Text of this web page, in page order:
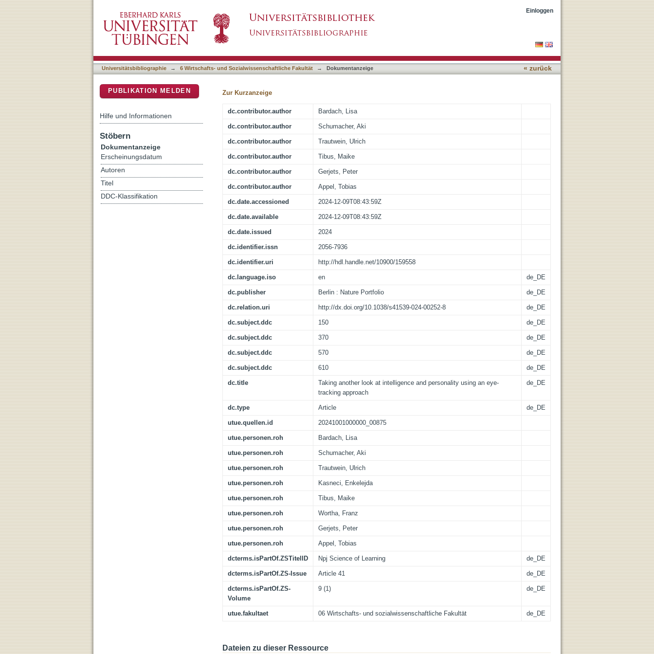
Einloggen
Universitätsbibliographie → 6 Wirtschafts- und Sozialwissenschaftliche Fakultät → Dokumentanzeige « zurück
Zur Kurzanzeige
dc.contributor.author Bardach, Lisa
dc.contributor.author Schumacher, Aki
dc.contributor.author Trautwein, Ulrich
dc.contributor.author Tibus, Maike
dc.contributor.author Gerjets, Peter
dc.contributor.author Appel, Tobias
dc.date.accessioned 2024-12-09T08:43:59Z
dc.date.available 2024-12-09T08:43:59Z
dc.date.issued 2024
dc.identifier.issn 2056-7936
dc.identifier.uri http://hdl.handle.net/10900/159558
dc.language.iso en de_DE
dc.publisher Berlin : Nature Portfolio de_DE
dc.relation.uri http://dx.doi.org/10.1038/s41539-024-00252-8 de_DE
dc.subject.ddc 150 de_DE
dc.subject.ddc 370 de_DE
dc.subject.ddc 570 de_DE
dc.subject.ddc 610 de_DE
dc.title
Taking another look at intelligence and personality using an eye-
tracking approach
de_DE
dc.type Article de_DE
utue.quellen.id 20241001000000_00875
utue.personen.roh Bardach, Lisa
utue.personen.roh Schumacher, Aki
utue.personen.roh Trautwein, Ulrich
utue.personen.roh Kasneci, Enkelejda
utue.personen.roh Tibus, Maike
utue.personen.roh Wortha, Franz
utue.personen.roh Gerjets, Peter
utue.personen.roh Appel, Tobias
dcterms.isPartOf.ZSTitelID Npj Science of Learning de_DE
dcterms.isPartOf.ZS-Issue Article 41 de_DE
dcterms.isPartOf.ZS-
Volume
9 (1) de_DE
utue.fakultaet 06 Wirtschafts- und sozialwissenschaftliche Fakultät de_DE
Dateien zu dieser Ressource
PUBLIKATION MELDEN
Hilfe und Informationen
Stöbern
Dokumentanzeige
Erscheinungsdatum
Autoren
Titel
DDC-Klassifikation